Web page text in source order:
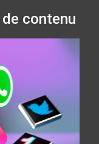
contenu